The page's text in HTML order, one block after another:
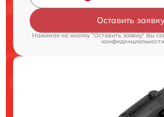
Оставить
Нажимая на кнопку "Оставить заявку" Вы
конфиденциальности